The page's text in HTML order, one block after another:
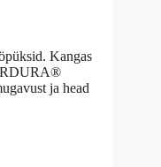
Kangas
ja head